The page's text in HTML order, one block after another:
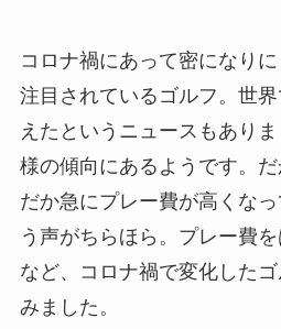
コロナ禍にあって密になり
注目されているゴルフ。世
えたというニュースもあり
様の傾向にあるようです。
だか急にプレー費が高くな
う声がちらほら。プレー費
など、コロナ禍で変化した
みました。